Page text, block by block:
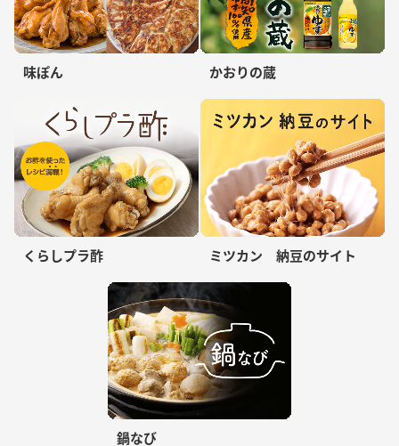
味ぽん かおりの蔵
くらしプラ酢 ミツカン 納豆のサイト
鍋なび